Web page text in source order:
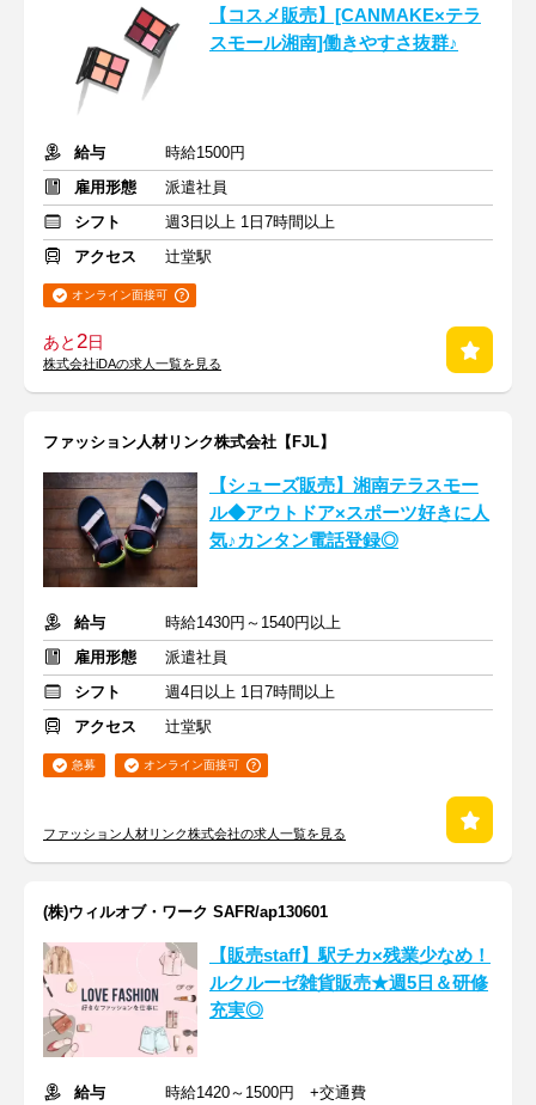
【コスメ販売】[CANMAKE×テラ
スモール湘南]働きやすさ抜群♪
給与
時給1500円
雇用形態
派遣社員
シフト
週3日以上 1日7時間以上
アクセス
辻堂駅
オンライン面接可
あと2日
株式会社iDAの求人一覧を見る
ファッション人材リンク株式会社【FJL】
【シューズ販売】湘南テラスモー
ル◆アウトドア×スポーツ好きに人
気♪カンタン電話登録◎
給与
時給1430円～1540円以上
雇用形態
派遣社員
シフト
週4日以上 1日7時間以上
アクセス
辻堂駅
急募 オンライン面接可
ファッション人材リンク株式会社の求人一覧を見る
(株)ウィルオブ・ワーク SAFR/ap130601
【販売staff】駅チカ×残業少なめ！
ルクルーゼ雑貨販売★週5日＆研修
充実◎
給与
時給1420～1500円 +交通費